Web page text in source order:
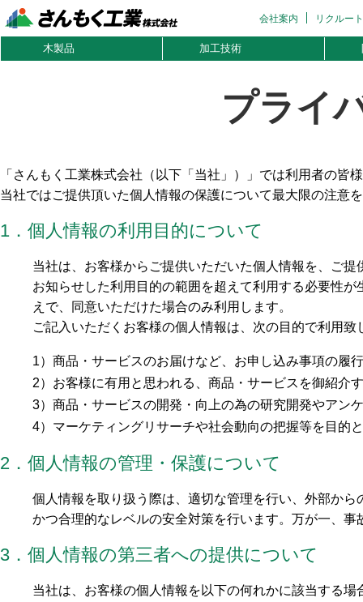
会社案内 リクルート
木製品 加工技術
プライ
「さんもく工業株式会社（以下「当社」）」では利用者の
当社ではご提供頂いた個人情報の保護について最大限の注意
1．個人情報の利用目的について
当社は、お客様からご提供いただいた個人情報を、ご
お知らせした利用目的の範囲を超えて利用する必要性
えで、同意いただけた場合のみ利用します。
ご記入いただくお客様の個人情報は、次の目的で利用
1）商品・サービスのお届けなど、お申し込み事項の履
2）お客様に有用と思われる、商品・サービスを御紹介
3）商品・サービスの開発・向上の為の研究開発やアン
4）マーケティングリサーチや社会動向の把握等を目的
2．個人情報の管理・保護について
個人情報を取り扱う際は、適切な管理を行い、外部か
かつ合理的なレベルの安全対策を行います。万が一、
3．個人情報の第三者への提供について
当社は、お客様の個人情報を以下の何れかに該当する